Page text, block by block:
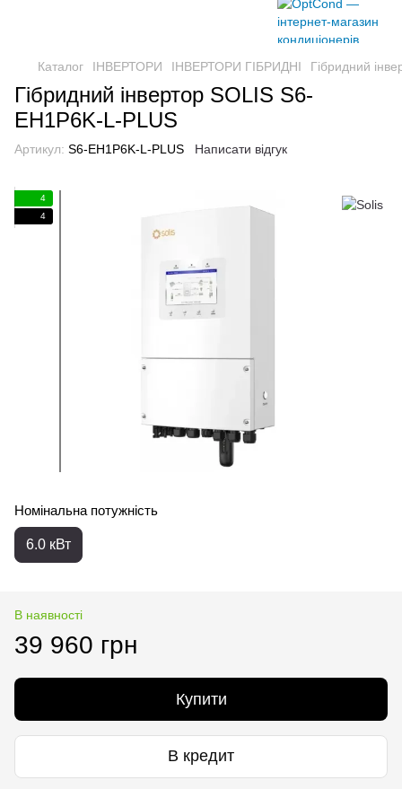
Каталог ІНВЕРТОРИ ІНВЕРТОРИ ГІБРИДНІ Гібридний
Гібридний інвертор SOLIS S6-
EH1P6K-L-PLUS
Артикул: S6-EH1P6K-L-PLUS Написати відгук
4
4
Номінальна потужність
6.0 кВт
В наявності
39 960 грн
Купити
В кредит